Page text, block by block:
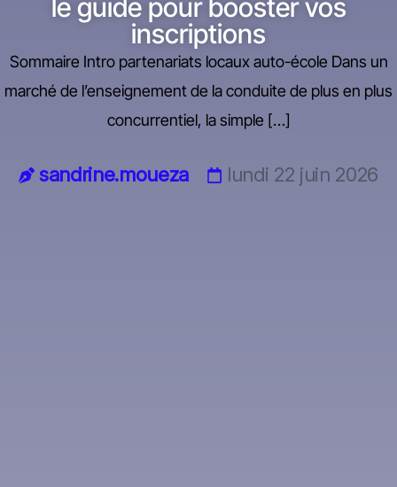
le guide pour booster vos
inscriptions
Sommaire Intro partenariats locaux auto-école Dans un
marché de l’enseignement de la conduite de plus en plus
concurrentiel, la simple […]
sandrine.moueza lundi 22 juin 2026